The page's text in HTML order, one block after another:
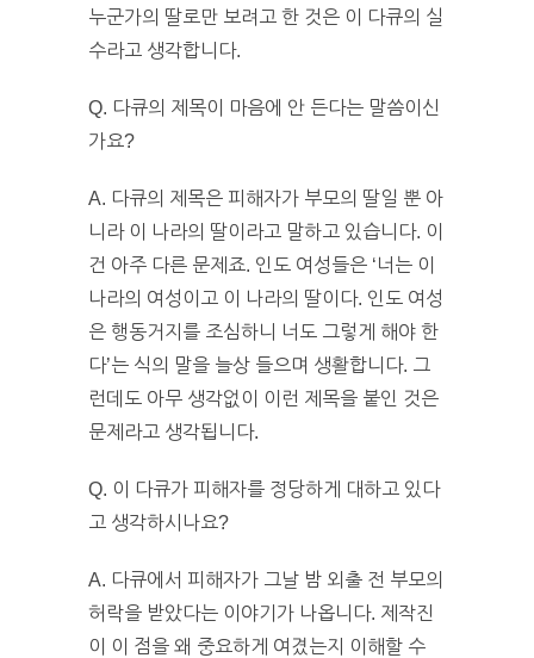
누군가의 딸로만 보려고 한 것은 이 다큐의 실
수라고 생각합니다.
Q. 다큐의 제목이 마음에 안 든다는 말씀이신
가요?
A. 다큐의 제목은 피해자가 부모의 딸일 뿐 아
니라 이 나라의 딸이라고 말하고 있습니다. 이
건 아주 다른 문제죠. 인도 여성들은 ‘너는 이
나라의 여성이고 이 나라의 딸이다. 인도 여성
은 행동거지를 조심하니 너도 그렇게 해야 한
다’는 식의 말을 늘상 들으며 생활합니다. 그
런데도 아무 생각없이 이런 제목을 붙인 것은
문제라고 생각됩니다.
Q. 이 다큐가 피해자를 정당하게 대하고 있다
고 생각하시나요?
A. 다큐에서 피해자가 그날 밤 외출 전 부모의
허락을 받았다는 이야기가 나옵니다. 제작진
이 이 점을 왜 중요하게 여겼는지 이해할 수